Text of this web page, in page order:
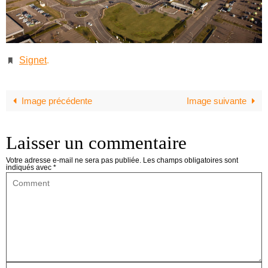
Signet.
Image précédente Image suivante
Laisser un commentaire
Votre adresse e-mail ne sera pas publiée. Les champs obligatoires sont
indiqués avec *